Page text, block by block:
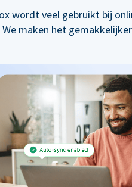
wordt veel gebruikt bij
We maken het